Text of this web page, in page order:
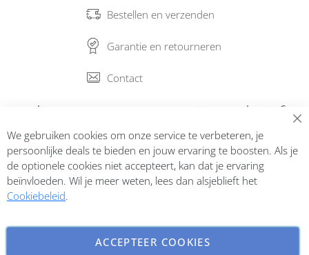
Bestellen en verzenden
Garantie en retourneren
Contact
Abonneer op onze nieuwsbrief
Inschrijven
We gebruiken cookies om onze service te verbeteren, je
persoonlijke deals te bieden en jouw ervaring te boosten. Als je
de optionele cookies niet accepteert, kan dat je ervaring
beïnvloeden. Wil je meer weten, lees dan alsjeblieft het
Cookiebeleid.
ACCEPTEER COOKIES